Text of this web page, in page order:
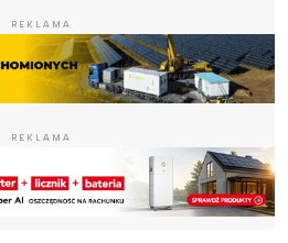
REKLAMA
REKLAMA